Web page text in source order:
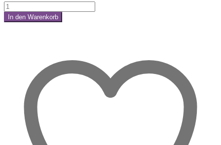
Wurzelckakra
-
Meditation
In den Warenkorb